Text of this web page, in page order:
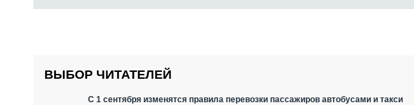
ВЫБОР ЧИТАТЕЛЕЙ
С 1 сентября изменятся правила перевозки пассажиров автобусами и такси